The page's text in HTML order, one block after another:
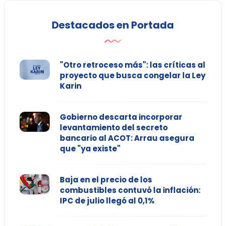
Destacados en Portada
"Otro retroceso más": las críticas al
proyecto que busca congelar la Ley
Karin
Gobierno descarta incorporar
levantamiento del secreto
bancario al ACOT: Arrau asegura
que "ya existe"
Baja en el precio de los
combustibles contuvó la inflación:
IPC de julio llegó al 0,1%